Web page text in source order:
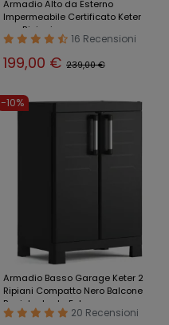
Armadio Alto da Esterno
Impermeabile Certificato Keter
con Ripiani
16 Recensioni
199,00 € 239,00 €
-10%
Armadio Basso Garage Keter 2
Ripiani Compatto Nero Balcone
Resistente da Esterno
20 Recensioni